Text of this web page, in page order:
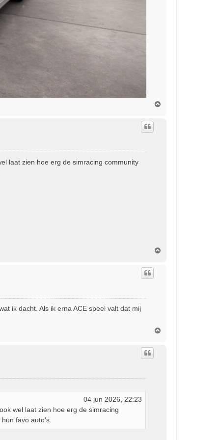
laat zien hoe erg de simracing community
ik dacht. Als ik erna ACE speel valt dat mij
04 jun 2026, 22:23
wel laat zien hoe erg de simracing
favo auto's.